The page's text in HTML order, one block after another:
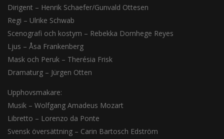
Dirigent – Henrik Schaefer/Gunvald Ottesen
Regi – Ulrike Schwab
Scenografi och kostym – Rebekka Dornhege Reyes
Ljus – Åsa Frankenberg
Mask och Peruk – Therésia Frisk
Dramaturg – Jürgen Otten
Upphovsmakare:
Musik – Wolfgang Amadeus Mozart
Libretto – Lorenzo da Ponte
Svensk översättning – Carin Bartosch Edström